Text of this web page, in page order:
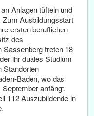
Anlagen tüfteln und
Zum Ausbildungsstart
ersten beruflichen
des
Sassenberg treten 18
ihr duales Studium
Standorten
Baden, wo das
anfängt.
112 Auszubildende in